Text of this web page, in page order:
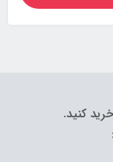
کنید.